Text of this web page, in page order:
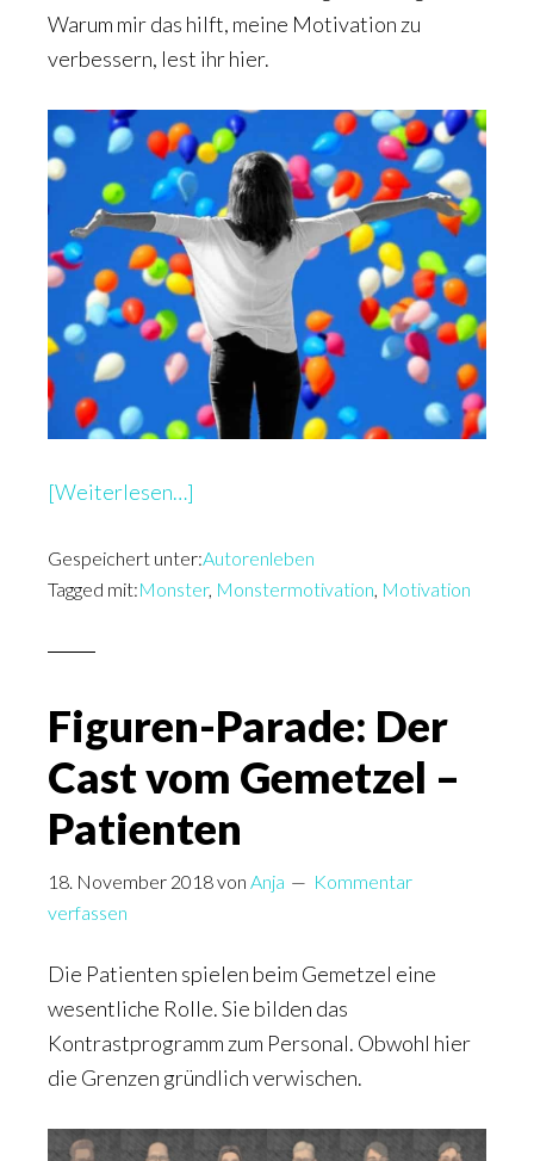
Warum mir das hilft, meine Motivation zu
verbessern, lest ihr hier.
[Weiterlesen…]
Extraklasse
–
alles
besser
Gespeichert unter:Autorenleben
Tagged mit:Monster, Monstermotivation, Motivation
Figuren-Parade: Der
Cast vom Gemetzel –
Patienten
18. November 2018von Anja
Kommentar
verfassen
Die Patienten spielen beim Gemetzel eine
wesentliche Rolle. Sie bilden das
Kontrastprogramm zum Personal. Obwohl hier
die Grenzen gründlich verwischen.